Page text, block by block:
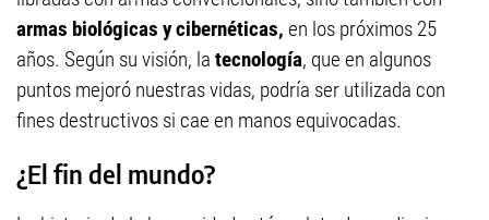
armas biológicas y cibernéticas, en los próximos 25
años. Según su visión, la tecnología, que en algunos
puntos mejoró nuestras vidas, podría ser utilizada con
fines destructivos si cae en manos equivocadas.
¿El fin del mundo?